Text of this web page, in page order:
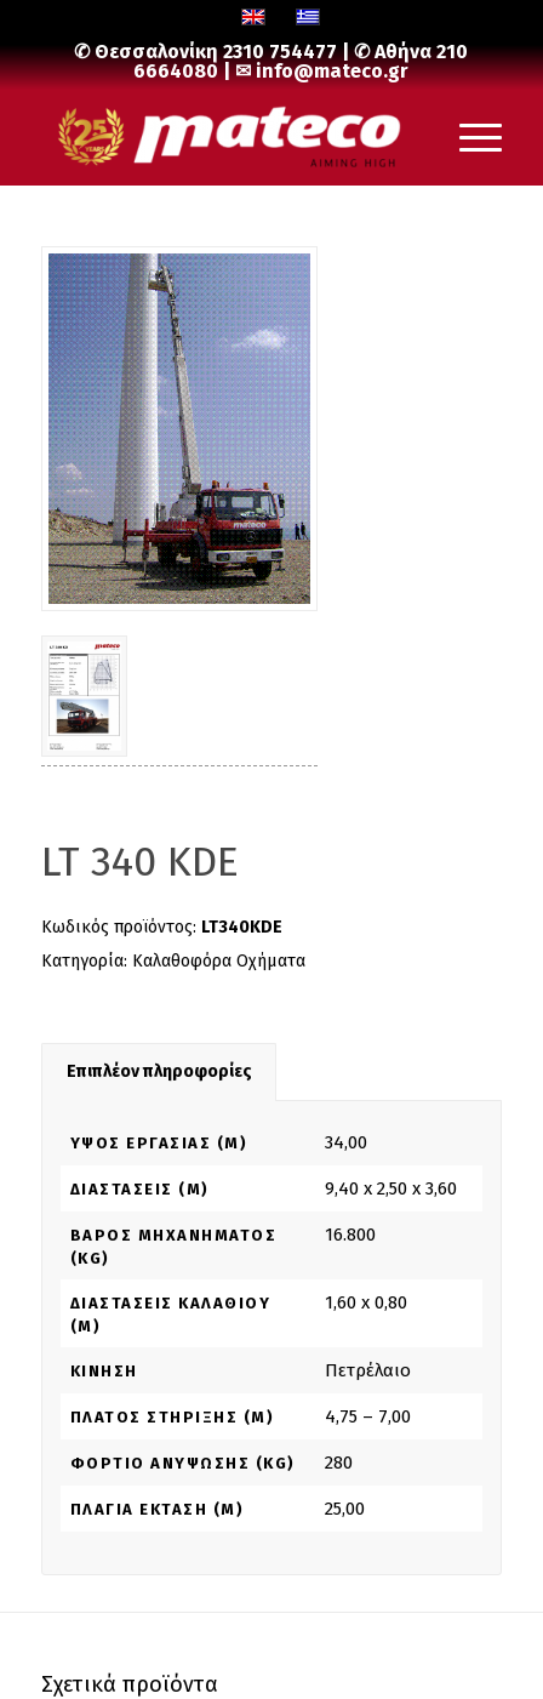
✆ Θεσσαλονίκη2310 754477| ✆ Αθήνα210
6664080| ✉info@mateco.gr
LT 340 KDE
Κωδικός προϊόντος: LT340KDE
Κατηγορία: Καλαθοφόρα Οχήματα
Επιπλέον πληροφορίες
ΎΨΟΣ ΕΡΓΑΣΊΑΣ (M) 34,00
ΔΙΑΣΤΆΣΕΙΣ (M) 9,40 x 2,50 x 3,60
ΒΆΡΟΣ ΜΗΧΑΝΉΜΑΤΟΣ
(KG)
16.800
ΔΙΑΣΤΆΣΕΙΣ ΚΑΛΑΘΙΟΎ
(M)
1,60 x 0,80
ΚΊΝΗΣΗ Πετρέλαιο
ΠΛΆΤΟΣ ΣΤΉΡΙΞΗΣ (M) 4,75 – 7,00
ΦΟΡΤΊΟ ΑΝΎΨΩΣΗΣ (KG) 280
ΠΛΆΓΙΑ ΈΚΤΑΣΗ (M) 25,00
Σχετικά προϊόντα